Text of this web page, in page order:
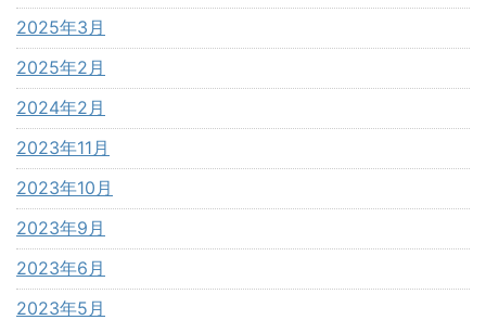
2025年3月
2025年2月
2024年2月
2023年11月
2023年10月
2023年9月
2023年6月
2023年5月